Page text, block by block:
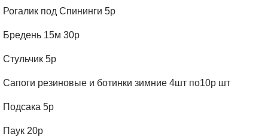
Рогалик под Спининги 5р
Бредень 15м 30р
Стульчик 5р
Сапоги резиновые и ботинки зимние 4шт по10р шт
Подсака 5р
Паук 20р